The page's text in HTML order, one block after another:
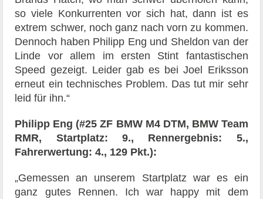
so viele Konkurrenten vor sich hat, dann ist es
extrem schwer, noch ganz nach vorn zu kommen.
Dennoch haben Philipp Eng und Sheldon van der
Linde vor allem im ersten Stint fantastischen
Speed gezeigt. Leider gab es bei Joel Eriksson
erneut ein technisches Problem. Das tut mir sehr
leid für ihn.“
Philipp Eng (#25 ZF BMW M4 DTM, BMW Team
RMR, Startplatz: 9., Rennergebnis: 5.,
Fahrerwertung: 4., 129 Pkt.):
„Gemessen an unserem Startplatz war es ein
ganz gutes Rennen. Ich war happy mit dem